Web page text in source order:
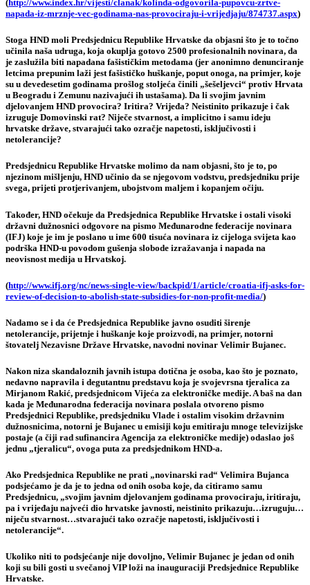
(http://www.index.hr/vijesti/clanak/kolinda-odgovorila-pupovcu-zrtve-
napada-iz-mrznje-vec-godinama-nas-provociraju-i-vrijedjaju/874737.aspx)
Stoga HND moli Predsjednicu Republike Hrvatske da objasni što je to točno
učinila naša udruga, koja okuplja gotovo 2500 profesionalnih novinara, da
je zaslužila biti napadana fašističkim metodama (jer anonimno denunciranje
letcima prepunim laži jest fašističko huškanje, poput onoga, na primjer, koje
su u devedesetim godinama prošlog stoljeća činili „šešeljevci“ protiv Hrvata
u Beogradu i Zemunu nazivajući ih ustašama). Da li svojim javnim
djelovanjem HND provocira? Iritira? Vrijeđa? Neistinito prikazuje i čak
izruguje Domovinski rat? Niječe stvarnost, a implicitno i samu ideju
hrvatske države, stvarajući tako ozračje napetosti, isključivosti i
netolerancije?
Predsjednicu Republike Hrvatske molimo da nam objasni, što je to, po
njezinom mišljenju, HND učinio da se njegovom vodstvu, predsjedniku prije
svega, prijeti protjerivanjem, ubojstvom maljem i kopanjem očiju.
Također, HND očekuje da Predsjednica Republike Hrvatske i ostali visoki
državni dužnosnici odgovore na pismo Međunarodne federacije novinara
(IFJ) koje je im je poslano u ime 600 tisuća novinara iz cijeloga svijeta kao
podrška HND-u povodom gušenja slobode izražavanja i napada na
neovisnost medija u Hrvatskoj.
(http://www.ifj.org/nc/news-single-view/backpid/1/article/croatia-ifj-asks-for-
review-of-decision-to-abolish-state-subsidies-for-non-profit-media/)
Nadamo se i da će Predsjednica Republike javno osuditi širenje
netolerancije, prijetnje i huškanje koje proizvodi, na primjer, notorni
štovatelj Nezavisne Države Hrvatske, navodni novinar Velimir Bujanec.
Nakon niza skandaloznih javnih istupa dotična je osoba, kao što je poznato,
nedavno napravila i degutantnu predstavu koja je svojevrsna tjeralica za
Mirjanom Rakić, predsjednicom Vijeća za elektroničke medije. A baš na dan
kada je Međunarodna federacija novinara poslala otvoreno pismo
Predsjednici Republike, predsjedniku Vlade i ostalim visokim državnim
dužnosnicima, notorni je Bujanec u emisiji koju emitiraju mnoge televizijske
postaje (a čiji rad sufinancira Agencija za elektroničke medije) odaslao još
jednu „tjeralicu“, ovoga puta za predsjednikom HND-a.
Ako Predsjednica Republike ne prati „novinarski rad“ Velimira Bujanca
podsjećamo je da je to jedna od onih osoba koje, da citiramo samu
Predsjednicu, „svojim javnim djelovanjem godinama provociraju, iritiraju,
pa i vrijeđaju najveći dio hrvatske javnosti, neistinito prikazuju…izruguju…
niječu stvarnost…stvarajući tako ozračje napetosti, isključivosti i
netolerancije“.
Ukoliko niti to podsjećanje nije dovoljno, Velimir Bujanec je jedan od onih
koji su bili gosti u svečanoj VIP loži na inauguraciji Predsjednice Republike
Hrvatske.